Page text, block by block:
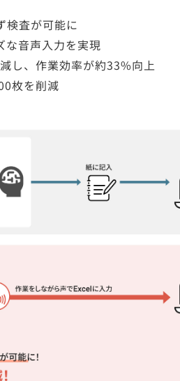
検査が可能に
な音声入力を実現
し、作業効率が約33%向上
枚を削減